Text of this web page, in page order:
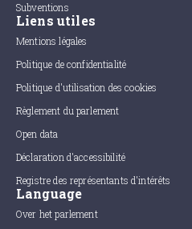
Subventions
Liens utiles
Mentions légales
Politique de confidentialité
Politique d'utilisation des cookies
Règlement du parlement
Open data
Déclaration d'accessibilité
Registre des représentants d'intérêts
Language
Over het parlement